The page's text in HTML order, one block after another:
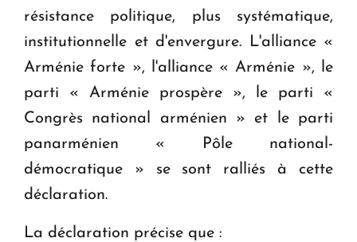
résistance politique, plus systématique,
institutionnelle et d'envergure. L'alliance «
Arménie forte », l'alliance « Arménie », le
parti « Arménie prospère », le parti «
Congrès national arménien » et le parti
panarménien « Pôle national-
démocratique » se sont ralliés à cette
déclaration.
La déclaration précise que :